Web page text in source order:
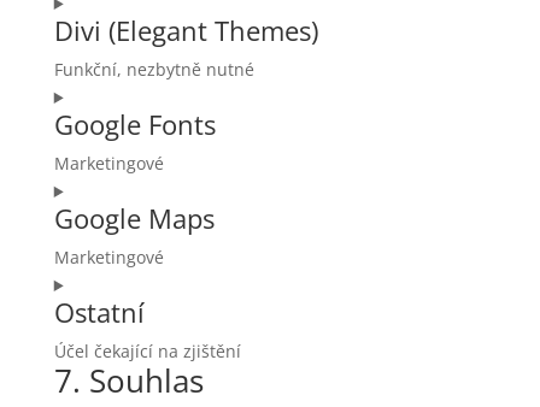
Divi (Elegant Themes)
Funkční, nezbytně nutné
Consent
to
service
(elegant-
themes)
Google Fonts
Marketingové
Consent
to
service
fonts
Google Maps
Marketingové
Consent
to
service
google-
maps
Ostatní
Účel čekající na zjištění
Consent
7. Souhlas